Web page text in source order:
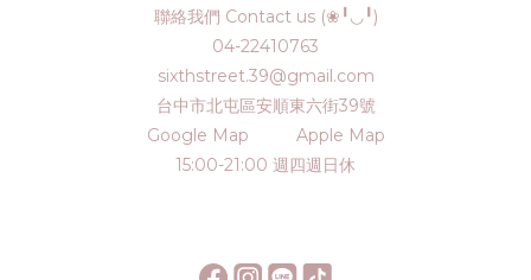
聯絡我們 Contact us (❀╹◡╹)
04-22410763
sixthstreet.39@gmail.com
台中市北屯區安順東六街39號
Google Map
Apple Map
15:00-21:00 週四週日休